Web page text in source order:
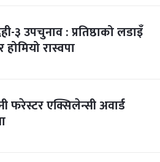
३ उपचुनाव : प्रतिष्ठाको लडाइँ
होमियो रास्वपा
फरेस्टर एक्सिलेन्सी अवार्ड